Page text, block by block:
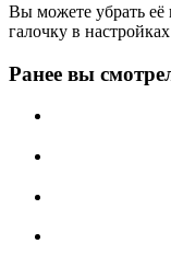
Вы можете убрать её
галочку в
Ранее вы